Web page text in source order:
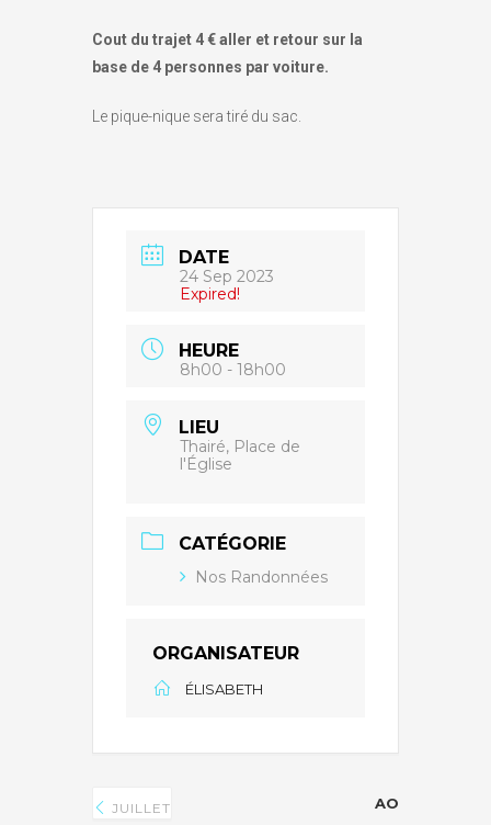
Cout du trajet 4 € aller et retour sur la
base de 4 personnes par voiture.
Le pique-nique sera tiré du sac.
DATE
24 Sep 2023
Expired!
HEURE
8h00 - 18h00
LIEU
Thairé, Place de
l'Église
CATÉGORIE
Nos Randonnées
ORGANISATEUR
ÉLISABETH
JUILLET AOÛT 2026